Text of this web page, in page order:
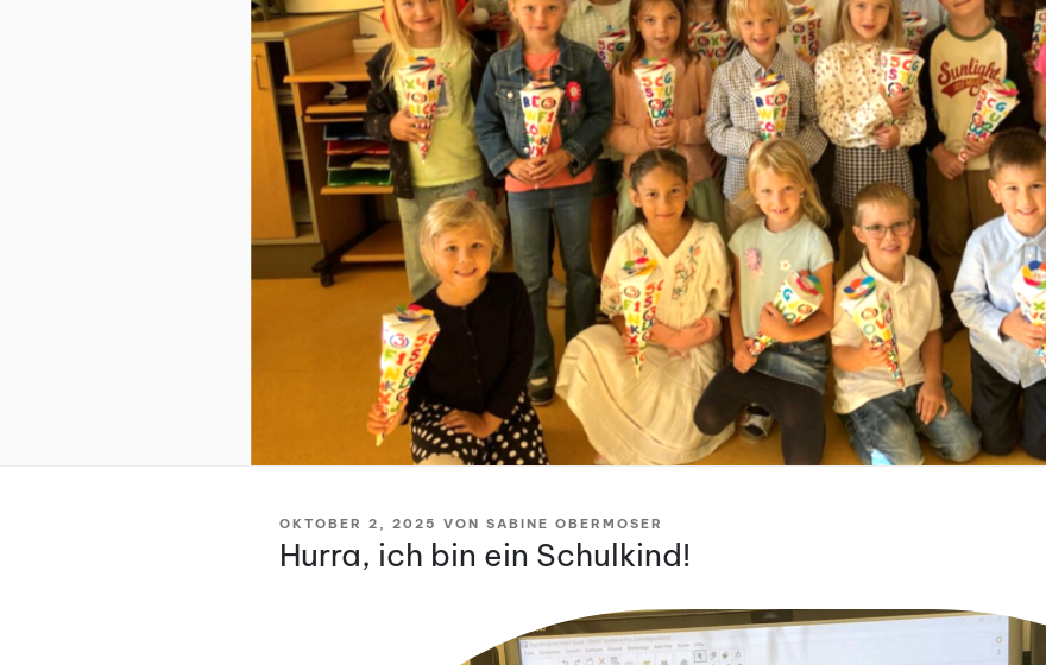
VERÖFFENTLICHT
AM
OKTOBER 2, 2025 VON SABINE OBERMOSER
Hurra, ich bin ein Schulkind!